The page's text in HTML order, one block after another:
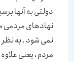
دولتی به آنها
نهادهای مردمی
نمی شود . به نظر
مردم ، یعنی علاوه